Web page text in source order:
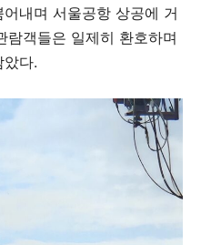
내며 서울공항 상공에 거
람객들은 일제히 환호하며
다.